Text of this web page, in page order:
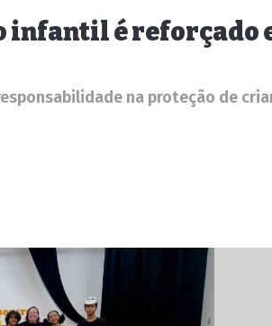
infantil é reforçado
na proteção de